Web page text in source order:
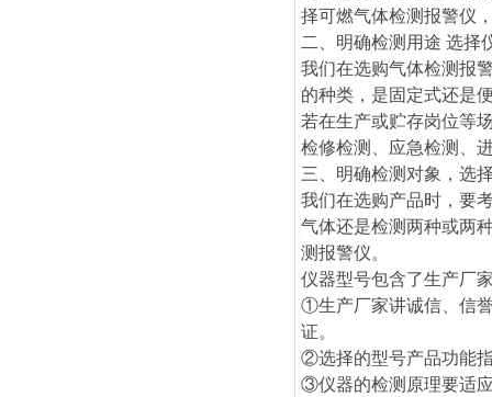
择可燃气体检测报警仪
二、明确检测用途 选择
我们在选购气体检测报
的种类，是固定式还是
若在生产或贮存岗位等
检修检测、应急检测、
三、明确检测对象，选
我们在选购产品时，要
气体还是检测两种或两
测报警仪。
仪器型号包含了生产厂
①生产厂家讲诚信、信
证。
②选择的型号产品功能指
③仪器的检测原理要适